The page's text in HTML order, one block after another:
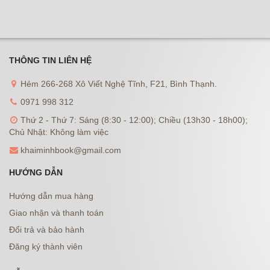
THÔNG TIN LIÊN HỆ
Hẻm 266-268 Xô Viết Nghệ Tĩnh, F21, Bình Thạnh.
0971 998 312
Thứ 2 - Thứ 7: Sáng (8:30 - 12:00); Chiều (13h30 - 18h00);
Chủ Nhật: Không làm việc
khaiminhbook@gmail.com
HƯỚNG DẪN
Hướng dẫn mua hàng
Giao nhận và thanh toán
Đổi trả và bảo hành
Đăng ký thành viên